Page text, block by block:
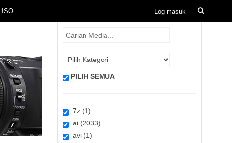
ISO
PILIH SEMUA
7z (1)
ai (2033)
avi (1)